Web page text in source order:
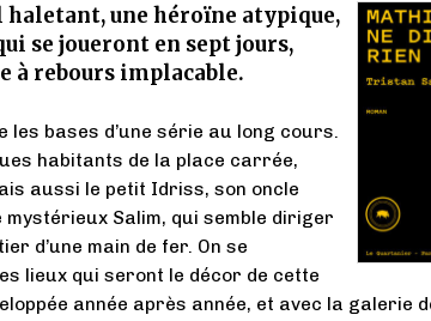
une héroïne atypique,
se joueront en sept jours,
à rebours implacable.
les bases d’une série au long cours.
habitants de la place carrée,
aussi le petit Idriss, son oncle
mystérieux Salim, qui semble diriger
d’une main de fer. On se
lieux qui seront le décor de cette
année après année, et avec la galerie